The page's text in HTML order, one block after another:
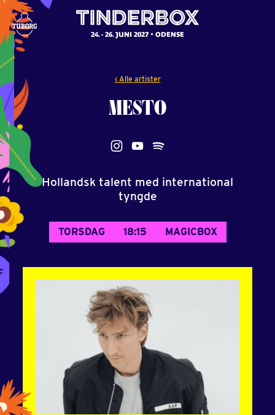
24. - 26. JUNI 2027 ODENSE
‹ Alle artister
MESTO
Hollandsk talent med international
tyngde
TORSDAG 18:15 MAGICBOX